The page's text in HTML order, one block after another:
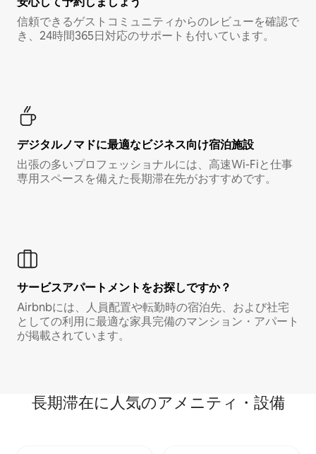
信頼できるゲストコミュニティからのレビューを確認で
き、24時間365日対応のサポートも付いています。
デジタルノマド⁠に最⁠適⁠なビ⁠ジ⁠ネ⁠ス⁠向⁠け宿⁠泊⁠施⁠設
出張の多いプロフェッショナルには、高速Wi-Fiと仕事
専用スペースを備えた長期滞在先がおすすめです。
サービスアパートメントをお探しですか？
Airbnbには、人員配置や転勤時の宿泊先、および社宅
としての利用に最適な家具完備のマンション・アパート
が掲載されています。
長期滞在に人気のアメニティ・設備